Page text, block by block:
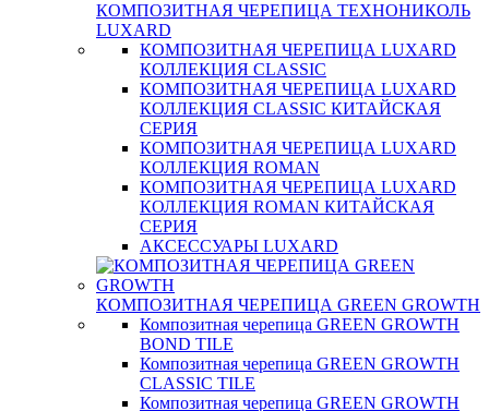
КОМПОЗИТНАЯ ЧЕРЕПИЦА ТЕХНОНИКОЛЬ
LUXARD
КОМПОЗИТНАЯ ЧЕРЕПИЦА LUXARD
КОЛЛЕКЦИЯ CLASSIC
КОМПОЗИТНАЯ ЧЕРЕПИЦА LUXARD
КОЛЛЕКЦИЯ CLASSIC КИТАЙСКАЯ
СЕРИЯ
КОМПОЗИТНАЯ ЧЕРЕПИЦА LUXARD
КОЛЛЕКЦИЯ ROMAN
КОМПОЗИТНАЯ ЧЕРЕПИЦА LUXARD
КОЛЛЕКЦИЯ ROMAN КИТАЙСКАЯ
СЕРИЯ
АКСЕССУАРЫ LUXARD
КОМПОЗИТНАЯ ЧЕРЕПИЦА GREEN GROWTH
Композитная черепица GREEN GROWTH
BOND TILE
Композитная черепица GREEN GROWTH
CLASSIC TILE
Композитная черепица GREEN GROWTH